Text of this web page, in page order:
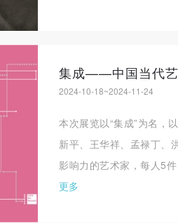
集成——中国当代艺
2024-10-18~2024-11-24
本次展览以“集成”为名，
新平、王华祥、孟禄丁、
影响力的艺术家，每人5
更多